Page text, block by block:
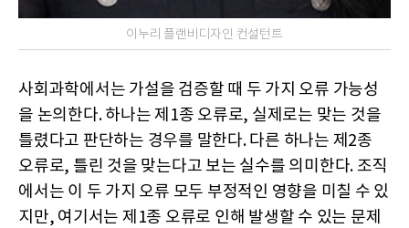
이누리 플랜비디자인 컨설턴트
사회과학에서는 가설을 검증할 때 두 가지 오류 가능성
을 논의한다. 하나는 제1종 오류로, 실제로는 맞는 것을
틀렸다고 판단하는 경우를 말한다. 다른 하나는 제2종
오류로, 틀린 것을 맞는다고 보는 실수를 의미한다. 조직
에서는 이 두 가지 오류 모두 부정적인 영향을 미칠 수 있
지만, 여기서는 제1종 오류로 인해 발생할 수 있는 문제